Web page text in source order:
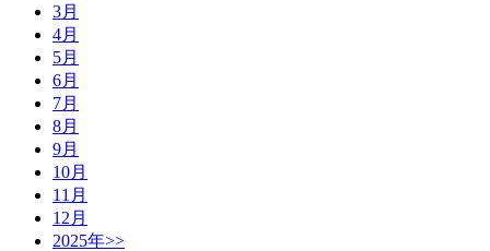
3月
4月
5月
6月
7月
8月
9月
10月
11月
12月
2025年>>